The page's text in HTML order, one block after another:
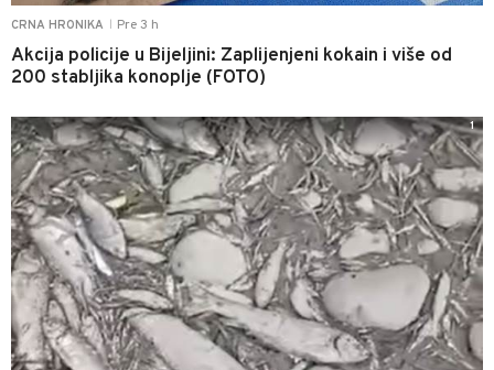
CRNA HRONIKA Pre 3 h
Akcija policije u Bijeljini: Zaplijenjeni kokain i više od
200 stabljika konoplje (FOTO)
1